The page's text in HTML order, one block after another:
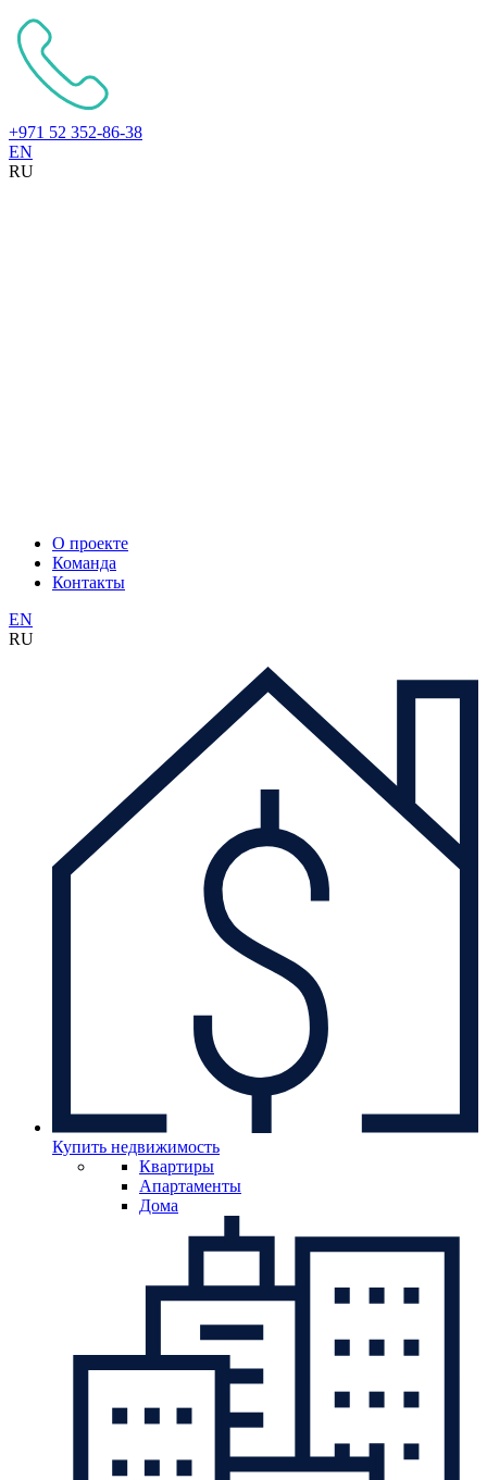
+971 52 352-86-38
EN
RU
О проекте
Команда
Контакты
EN
RU
Купить недвижимость
Квартиры
Апартаменты
Дома